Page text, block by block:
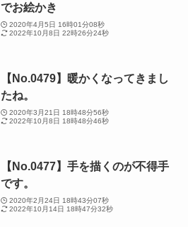
でお絵かき
2020年4月5日 16時01分08秒
2022年10月8日 22時26分24秒
【No.0479】暖かくなってきまし
たね。
2020年3月21日 18時48分56秒
2022年10月8日 18時48分46秒
【No.0477】手を描くのが不得手
です。
2020年2月24日 18時43分07秒
2022年10月14日 18時47分32秒